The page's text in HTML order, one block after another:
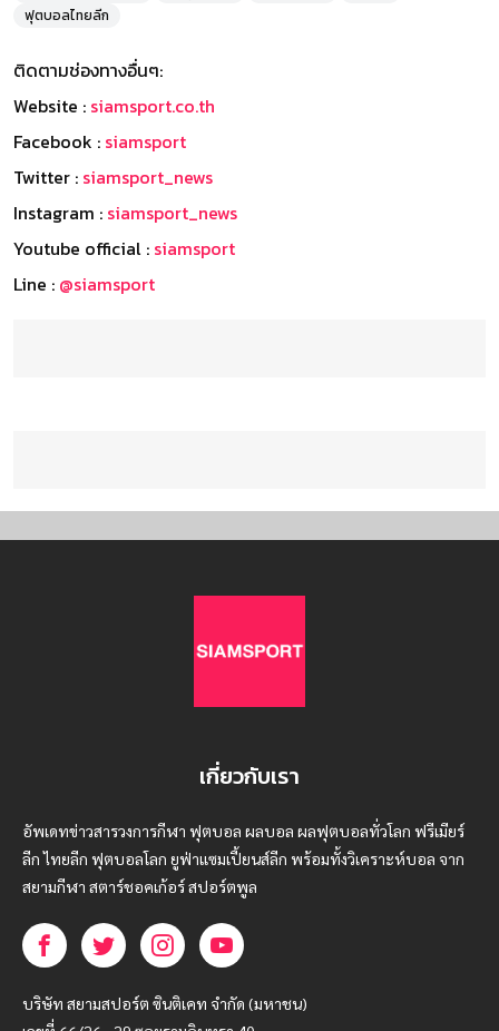
ฟุตบอลไทยลีก
ติดตามช่องทางอื่นๆ:
Website : siamsport.co.th
Facebook : siamsport
Twitter : siamsport_news
Instagram : siamsport_news
Youtube official : siamsport
Line : @siamsport
เกี่ยวกับเรา
อัพเดทข่าวสารวงการกีฬา ฟุตบอล ผลบอล ผลฟุตบอลทั่วโลก ฟรีเมียร์
ลีก ไทยลีก ฟุตบอลโลก ยูฟ่าแซมเปี้ยนส์ลีก พร้อมทั้งวิเคราะห์บอล จาก
สยามกีฬา สตาร์ชอคเก้อร์ สปอร์ตพูล
บริษัท สยามสปอร์ต ซินติเคท จำกัด (มหาชน)